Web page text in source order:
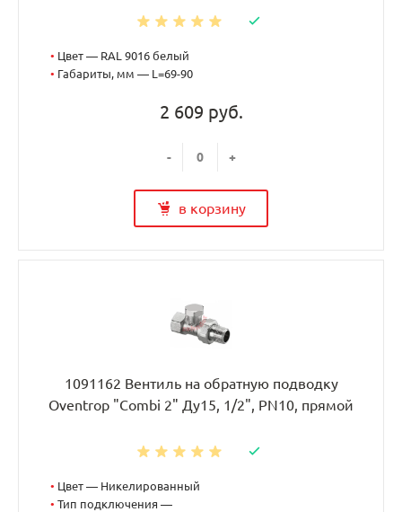
• Цвет — RAL 9016 белый
• Габариты, мм — L=69-90
2 609 руб.
- +
в корзину
1091162 Вентиль на обратную подводку
Oventrop "Combi 2" Ду15, 1/2", PN10, прямой
• Цвет — Никелированный
• Тип подключения —